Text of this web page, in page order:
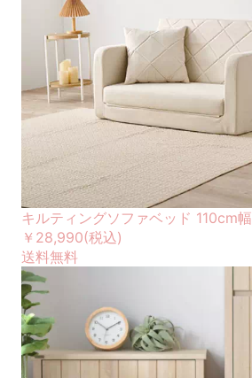
キルティングソファベッド 110cm幅
￥28,990(税込)
送料無料